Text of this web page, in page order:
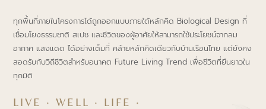
ทุกพื้นที่ภายในโครงการได้ถูกออกแบบภายใต้หลักคิด Biological Design ที่
เชื่อมโยงธรรมชาติ สเปซ และชีวิตของผู้อาศัยให้สามารถใช้ประโยชน์จากลม
อากาศ แสงแดด ได้อย่างเต็มที่ คล้ายหลักคิดเดียวกับบ้านเรือนไทย แต่ยังคง
สอดรับกับวิถีชีวิตสำหรับอนาคต Future Living Trend เพื่อชีวิตที่ยืนยาวใน
ทุกมิติ
LIVE · WELL · LIFE ·